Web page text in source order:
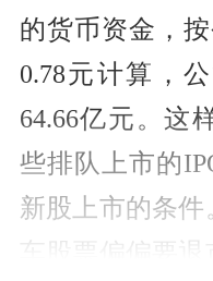
的货币资金，
0.78元计算，
64.66亿元。这
些排队上市的
新股上市的条